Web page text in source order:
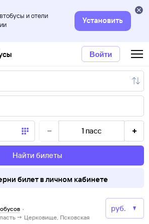
и отели
Установить
Войти
1 пасс
Найти билеты
билет в личном кабинете
·
→ Церковище, Псковская